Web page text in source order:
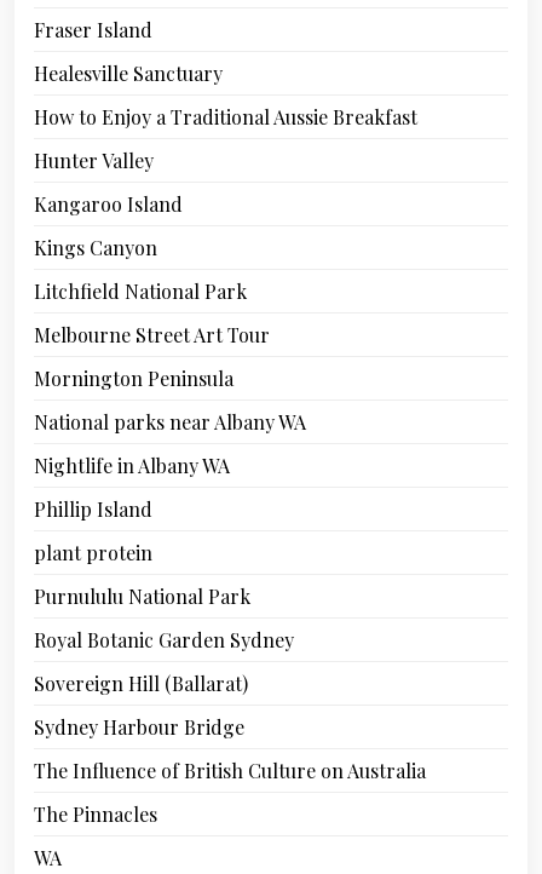
Fraser Island
Healesville Sanctuary
How to Enjoy a Traditional Aussie Breakfast
Hunter Valley
Kangaroo Island
Kings Canyon
Litchfield National Park
Melbourne Street Art Tour
Mornington Peninsula
National parks near Albany WA
Nightlife in Albany WA
Phillip Island
plant protein
Purnululu National Park
Royal Botanic Garden Sydney
Sovereign Hill (Ballarat)
Sydney Harbour Bridge
The Influence of British Culture on Australia
The Pinnacles
WA